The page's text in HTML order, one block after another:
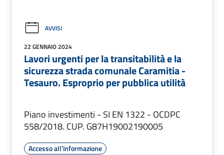
AVVISI
22 GENNAIO 2024
Lavori urgenti per la transitabilità e la
sicurezza strada comunale Caramitia -
Tesauro. Esproprio per pubblica utilità
Piano investimenti - SI EN 1322 - OCDPC
558/2018. CUP. G87H19002190005
Accesso all'informazione